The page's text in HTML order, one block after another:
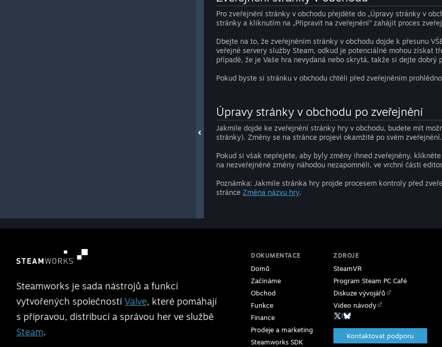
Pro zveřejnění stránky v obchodu přejděte do „Úpravy stránky v
stránky a kliknutím na „Připravit na zveřejnění“ zahájit proces
Dbejte na to, že zveřejněním stránky v obchodu dojde k přesunu
veřejné servery služby Steam, odkud je potenciálně mohou
případě, že je Vaše hra nevydaná nebo skrytá, takže si dejte dobrý
Pokud byste si stránku v obchodu chtěli před zveřejněním
Úpravy stránky v obchodu po zveřejnění
Jakmile dojde ke zveřejnění stránky hry v obchodu, budete mít
stránky). Změny se na stránce projeví okamžitě po svém zveřejnění.
Pokud si však nepřejete, aby byly změny ihned zveřejněny,
na nezveřejněné změny náhodou nezapomněli, ve vrchní části
Poznámka: Jakmile stránka hry projde procesem kontroly před
stránce Změna názvu hry.
Steamworks je sada nástrojů a funkcí
vytvořených společností Valve, které pomáhají
s přípravou, distribucí a správou her ve službě
Steam.
DOKUMENTACE
Domů
Začínáme
Obchod
Funkce
Finance
Prodeje a marketing
Steamworks SDK
ZDROJE
SteamVR
Program Steam PC Café
Diskuze vývojářů
Video návody
Kontaktovat podporu